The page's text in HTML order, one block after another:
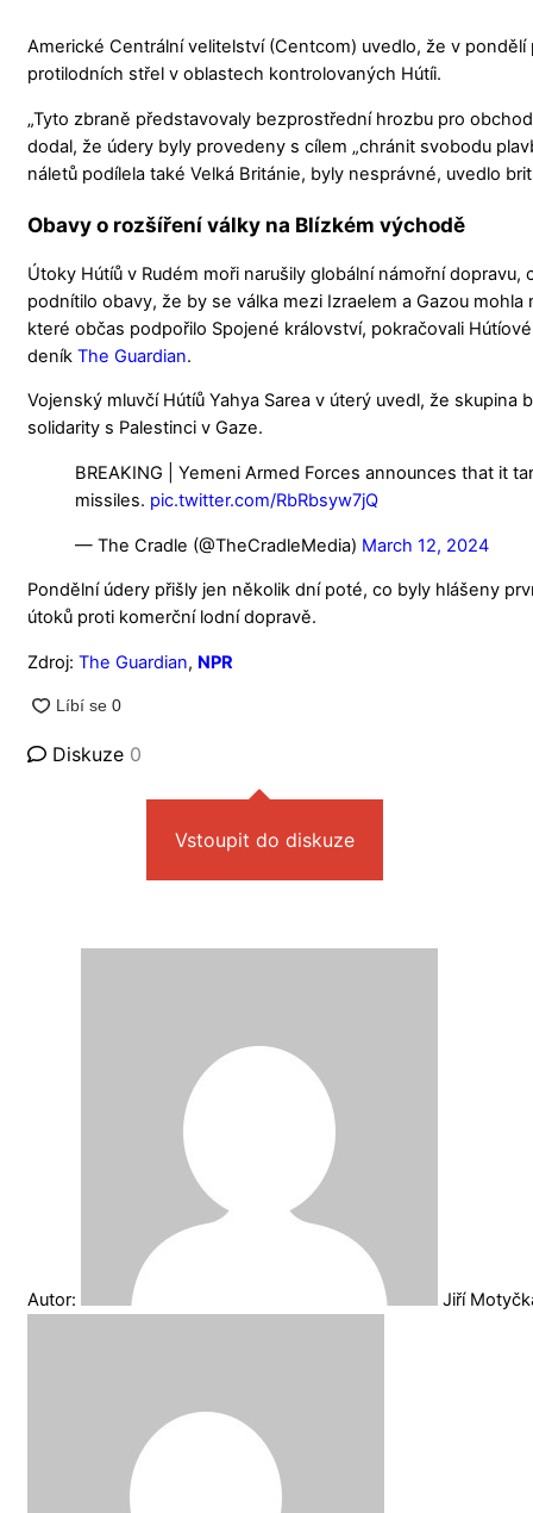
Americké Centrální velitelství (Centcom) uvedlo, že v
protilodních střel v oblastech kontrolovaných Hútíi.
„Tyto zbraně představovaly bezprostřední hrozbu pro
dodal, že údery byly provedeny s cílem „chránit svobodu
náletů podílela také Velká Británie, byly nesprávné, uvedlo
Obavy o rozšíření války na Blízkém východě
Útoky Hútíů v Rudém moři narušily globální námořní
podnítilo obavy, že by se válka mezi Izraelem a Gazou
které občas podpořilo Spojené království, pokračovali
deník The Guardian.
Vojenský mluvčí Hútíů Yahya Sarea v úterý uvedl, že
solidarity s Palestinci v Gaze.
BREAKING | Yemeni Armed Forces announces that it
missiles. pic.twitter.com/RbRbsyw7jQ
— The Cradle (@TheCradleMedia) March 12, 2024
Pondělní údery přišly jen několik dní poté, co byly hlášeny
útoků proti komerční lodní dopravě.
Zdroj: The Guardian, NPR
Diskuze 0
Vstoupit do diskuze
Autor: Jiří